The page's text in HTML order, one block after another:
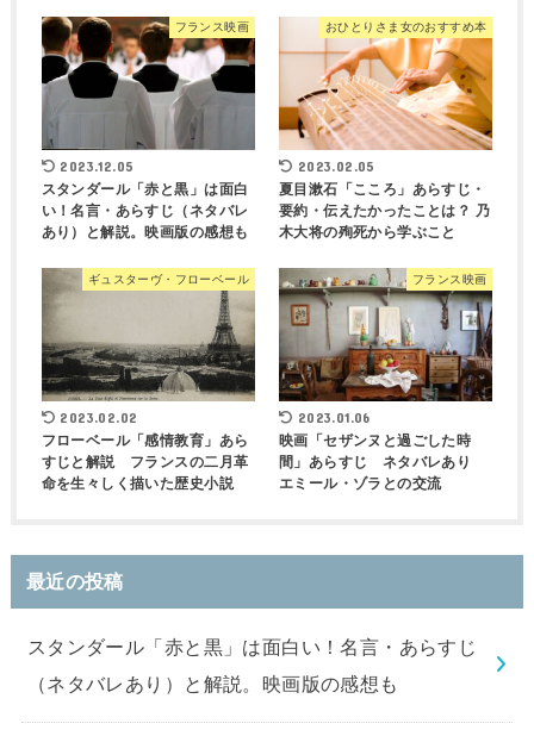
フランス映画
2023.12.05
スタンダール「赤と黒」は面白
い！名言・あらすじ（ネタバレ
あり）と解説。映画版の感想も
おひとりさま女のおすすめ本
2023.02.05
夏目漱石「こころ」あらすじ・
要約・伝えたかったことは？ 乃
木大将の殉死から学ぶこと
ギュスターヴ・フローベール
2023.02.02
フローベール「感情教育」あら
すじと解説 フランスの二月革
命を生々しく描いた歴史小説
フランス映画
2023.01.06
映画「セザンヌと過ごした時
間」あらすじ ネタバレあり
エミール・ゾラとの交流
最近の投稿
スタンダール「赤と黒」は面白い！名言・あらすじ
（ネタバレあり）と解説。映画版の感想も